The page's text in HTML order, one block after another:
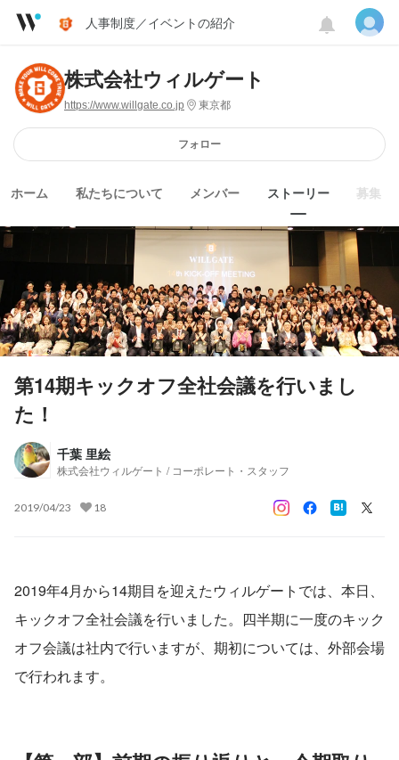
人事制度／イベントの紹介
株式会社ウィルゲート
https://www.willgate.co.jp 東京都
フォロー
ホーム 私たちについて メンバー ストーリー 募集
第14期キックオフ全社会議を行いまし
た！
千葉 里絵
株式会社ウィルゲート / コーポレート・スタッフ
2019/04/23 18
2019年4月から14期目を迎えたウィルゲートでは、本日、
キックオフ全社会議を行いました。四半期に一度のキック
オフ会議は社内で行いますが、期初については、外部会場
で行われます。